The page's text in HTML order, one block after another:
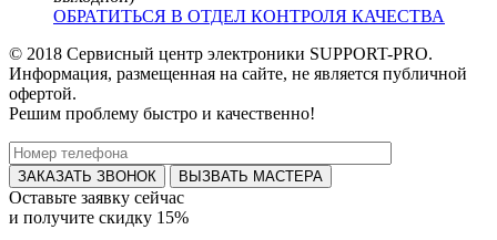
ОБРАТИТЬСЯ В ОТДЕЛ КОНТРОЛЯ КАЧЕСТВА
© 2018 Сервисный центр электроники SUPPORT-PRO.
Информация, размещенная на сайте, не является публичной
офертой.
Решим проблему быстро и качественно!
ВЫЗВАТЬ МАСТЕРА
Оставьте заявку сейчас
и получите скидку 15%